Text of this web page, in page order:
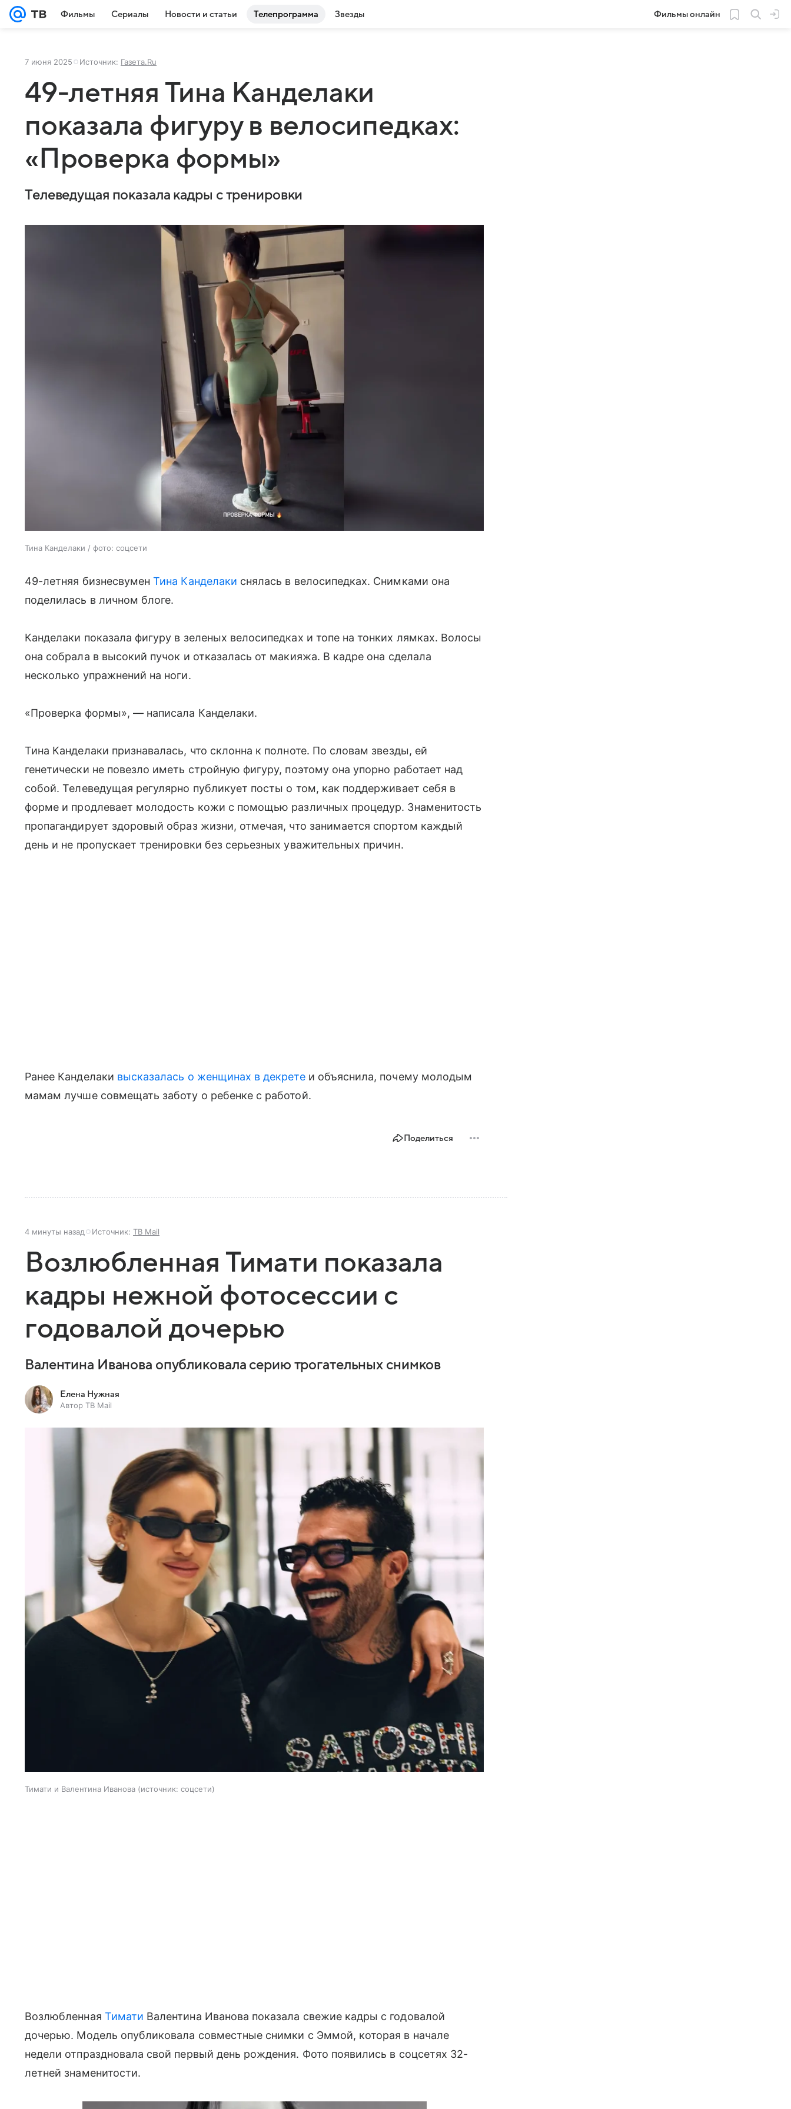
Фильмы Сериалы Новости и статьи Телепрограмма Звезды Фильмы онлайн
7 июня 2025 Источник: Газета.Ru
49-летняя Тина Канделаки
показала фигуру в велосипедках:
«Проверка формы»
Телеведущая показала кадры с тренировки
Тина Канделаки / фото: соцсети
49-летняя бизнесвуменТина Канделаки снялась в велосипедках. Снимками она
поделилась в личном блоге.
Канделаки показала фигуру в зеленых велосипедках и топе на тонких лямках. Волосы
она собрала в высокий пучок и отказалась от макияжа. В кадре она сделала
несколько упражнений на ноги.
«Проверка формы», — написала Канделаки.
Тина Канделаки признавалась, что склонна к полноте. По словам звезды, ей
генетически не повезло иметь стройную фигуру, поэтому она упорно работает над
собой. Телеведущая регулярно публикует посты о том, как поддерживает себя в
форме и продлевает молодость кожи с помощью различных процедур. Знаменитость
пропагандирует здоровый образ жизни, отмечая, что занимается спортом каждый
день и не пропускает тренировки без серьезных уважительных причин.
Ранее Канделаки высказалась о женщинах в декретеи объяснила, почему молодым
мамам лучше совмещать заботу о ребенке с работой.
Поделиться
4 минуты назад Источник: ТВ Mail
Возлюбленная Тимати показала
кадры нежной фотосессии с
годовалой дочерью
Валентина Иванова опубликовала серию трогательных снимков
Елена Нужная
Автор ТВ Mail
Тимати и Валентина Иванова источник: соцсети
Возлюбленная Тимати Валентина Иванова показала свежие кадры с годовалой
дочерью. Модель опубликовала совместные снимки с Эммой, которая в начале
недели отпраздновала свой первый день рождения. Фото появились в соцсетях 32-
летней знаменитости.